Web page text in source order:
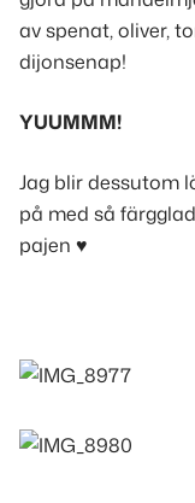
av spenat, oliver,
dijonsenap!
YUUMMM!
Jag blir dessutom
på med så
pajen ♥